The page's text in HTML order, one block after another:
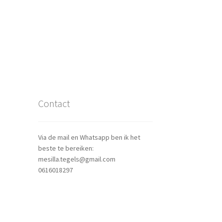
Contact
Via de mail en Whatsapp ben ik het
beste te bereiken:
mesilla.tegels@gmail.com
0616018297